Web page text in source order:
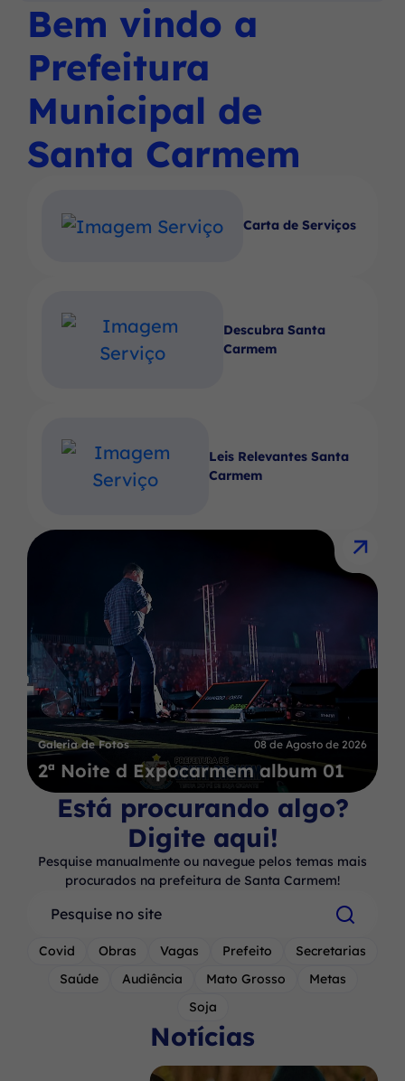
Ir
para
o
rodapé
[alt+4]
Instagram
Facebook
Youtube
menu
principal
Bem vindo a
Prefeitura
Municipal de
Santa Carmem
Carta de Serviços
Descubra Santa
Carmem
Leis Relevantes Santa
Carmem
Galeria de Fotos 08 de Agosto de 2026
2ª Noite d Expocarmem album 01
Está procurando algo?
Digite aqui!
Pesquise manualmente ou navegue pelos temas mais
procurados na prefeitura de Santa Carmem!
Pesquisar
Covid Obras Vagas Prefeito
Secretarias
Saúde
Audiência Mato Grosso
Metas
Soja
Notícias